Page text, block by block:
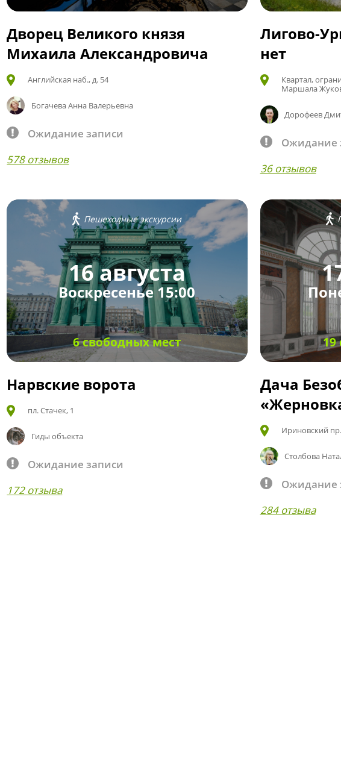
Дворец Великого князя
Михаила Александровича
Английская наб., д. 54
Богачева Анна Валерьевна
Ожидание записи
578 отзывов
Лигово-
нет
Квартал,
Маршала
Дорофеев
Ожидание
36 отзывов
Пешеходные экскурсии
16 августа
Воскресенье 15:00
6 свободных мест
Нарвские ворота
пл. Стачек, 1
Гиды объекта
Ожидание записи
172 отзыва
19
Дача
Ириновский
Столбова
Ожидание
284 отзыва